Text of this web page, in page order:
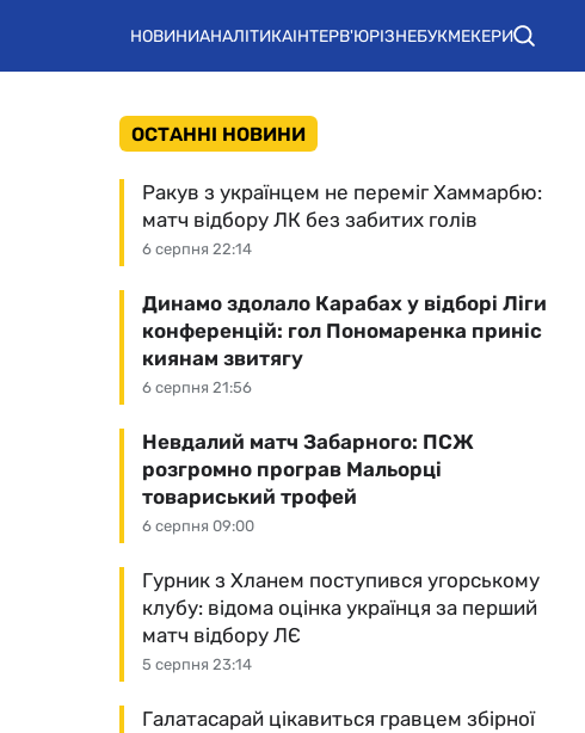
НОВИНИАНАЛІТИКАІНТЕРВ'ЮРІЗНЕБУКМЕКЕРИ
ОСТАННІ НОВИНИ
6 серпня 22:14
Ракув з українцем не переміг Хаммарбю:
матч відбору ЛК без забитих голів
6 серпня 21:56
Динамо здолало Карабах у відборі Ліги
конференцій: гол Пономаренка приніс
киянам звитягу
6 серпня 09:00
Невдалий матч Забарного: ПСЖ
розгромно програв Мальорці
товариський трофей
5 серпня 23:14
Гурник з Хланем поступився угорському
клубу: відома оцінка українця за перший
матч відбору ЛЄ
Галатасарай цікавиться гравцем збірної